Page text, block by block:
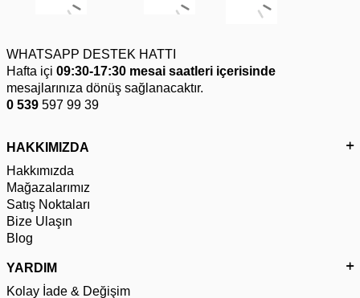
WHATSAPP DESTEK HATTI
Hafta içi 09:30-17:30 mesai saatleri içerisinde
mesajlarınıza dönüş sağlanacaktır.
0 539 597 99 39
HAKKIMIZDA
Hakkımızda
Mağazalarımız
Satış Noktaları
Bize Ulaşın
Blog
YARDIM
Kolay İade & Değişim